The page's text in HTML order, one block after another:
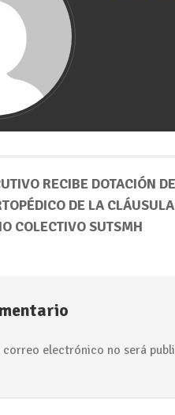
RECIBE DOTACIÓN DE
DE LA
COLECTIVO SUTSMH
electrónico no será